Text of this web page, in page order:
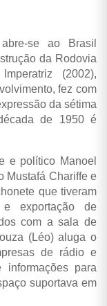
se ao Brasil
da Rodovia
(2002),
fez com
da sétima
de 1950 é
e político Manoel
Mustafá Chariffe e
que tiveram
exportação de
com a sala de
(Léo) aluga o
de rádio e
para
suportava em